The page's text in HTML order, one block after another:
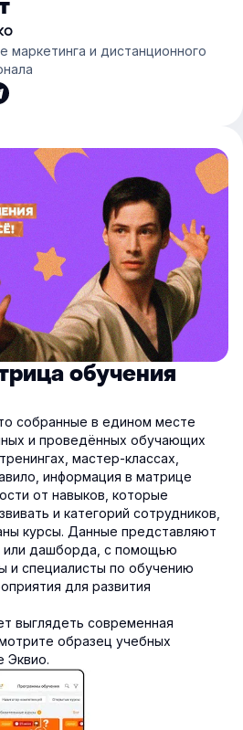
маркетинга и дистанционного
обучения
собранные в едином месте
и проведённых обучающих
мастер-классах,
информация в матрице
от навыков, которые
и категорий сотрудников,
курсы. Данные представляют
или дашборда, с помощью
и специалисты по обучению
для развития
выглядеть современная
образец учебных
Эквио.